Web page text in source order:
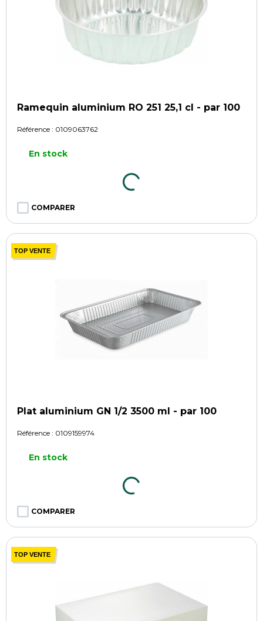
Ramequin aluminium RO 251 25,1 cl - par 100
Référence : 0109063762
En stock
COMPARER
TOP VENTE
Plat aluminium GN 1/2 3500 ml - par 100
Référence : 0109159974
En stock
COMPARER
TOP VENTE